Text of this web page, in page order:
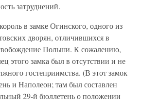
затруднений.
в замке Огинского, одного из
дворян, отличившихся в
Польши. К сожалению,
этого замка был в отсутствии и не
гостеприимства. (В этот замок
и Наполеон; там был составлен
29-й бюллетень о положении